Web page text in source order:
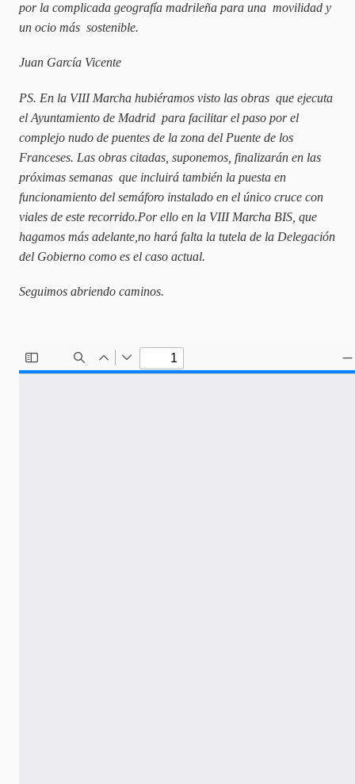
por la complicada geografía madrileña para una movilidad y
un ocio más sostenible.
Juan García Vicente
PS. En la VIII Marcha hubiéramos visto las obras que ejecuta
el Ayuntamiento de Madrid para facilitar el paso por el
complejo nudo de puentes de la zona del Puente de los
Franceses. Las obras citadas, suponemos, finalizarán en las
próximas semanas que incluirá también la puesta en
funcionamiento del semáforo instalado en el único cruce con
viales de este recorrido.Por ello en la VIII Marcha BIS, que
hagamos más adelante,no hará falta la tutela de la Delegación
del Gobierno como es el caso actual.
Seguimos abriendo caminos.